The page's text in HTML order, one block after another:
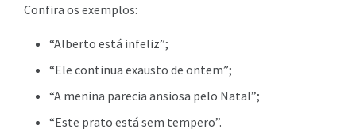
Confira os exemplos:
“Alberto está infeliz”;
“Ele continua exausto de ontem”;
“A menina parecia ansiosa pelo Natal”;
“Este prato está sem tempero”.